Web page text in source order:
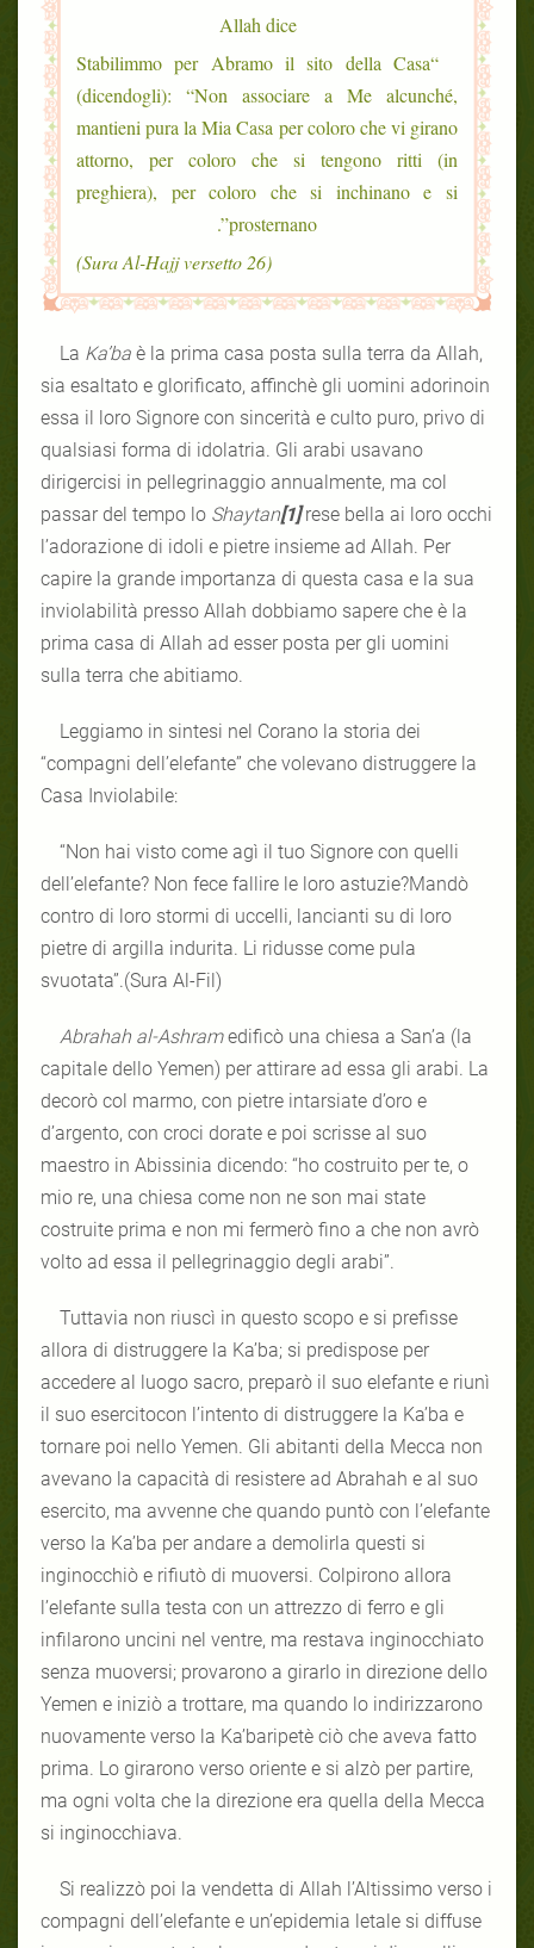
Allah dice
“Stabilimmo per Abramo il sito della Casa
(dicendogli): “Non associare a Me alcunché,
mantieni pura la Mia Casa per coloro che vi girano
attorno, per coloro che si tengono ritti (in
preghiera), per coloro che si inchinano e si
prosternano”.
(Sura Al-Hajj versetto 26)
La Ka’ba è la prima casa posta sulla terra da Allah,
sia esaltato e glorificato, affinchè gli uomini adorinoin
essa il loro Signore con sincerità e culto puro, privo di
qualsiasi forma di idolatria. Gli arabi usavano
dirigercisi in pellegrinaggio annualmente, ma col
passar del tempo lo Shaytan[1]rese bella ai loro occhi
l’adorazione di idoli e pietre insieme ad Allah. Per
capire la grande importanza di questa casa e la sua
inviolabilità presso Allah dobbiamo sapere che è la
prima casa di Allah ad esser posta per gli uomini
sulla terra che abitiamo.
Leggiamo in sintesi nel Corano la storia dei
“compagni dell’elefante” che volevano distruggere la
Casa Inviolabile:
“Non hai visto come agì il tuo Signore con quelli
dell’elefante? Non fece fallire le loro astuzie?Mandò
contro di loro stormi di uccelli, lancianti su di loro
pietre di argilla indurita. Li ridusse come pula
svuotata”.(Sura Al-Fil)
Abrahah al-Ashramedificò una chiesa a San’a (la
capitale dello Yemen) per attirare ad essa gli arabi. La
decorò col marmo, con pietre intarsiate d’oro e
d’argento, con croci dorate e poi scrisse al suo
maestro in Abissinia dicendo: “ho costruito per te, o
mio re, una chiesa come non ne son mai state
costruite prima e non mi fermerò fino a che non avrò
volto ad essa il pellegrinaggio degli arabi”.
Tuttavia non riuscì in questo scopo e si prefisse
allora di distruggere la Ka’ba; si predispose per
accedere al luogo sacro, preparò il suo elefante e riunì
il suo esercitocon l’intento di distruggere la Ka’ba e
tornare poi nello Yemen. Gli abitanti della Mecca non
avevano la capacità di resistere ad Abrahah e al suo
esercito, ma avvenne che quando puntò con l’elefante
verso la Ka’ba per andare a demolirla questi si
inginocchiò e rifiutò di muoversi. Colpirono allora
l’elefante sulla testa con un attrezzo di ferro e gli
infilarono uncini nel ventre, ma restava inginocchiato
senza muoversi; provarono a girarlo in direzione dello
Yemen e iniziò a trottare, ma quando lo indirizzarono
nuovamente verso la Ka’baripetè ciò che aveva fatto
prima. Lo girarono verso oriente e si alzò per partire,
ma ogni volta che la direzione era quella della Mecca
si inginocchiava.
Si realizzò poi la vendetta di Allah l’Altissimo verso i
compagni dell’elefante e un’epidemia letale si diffuse